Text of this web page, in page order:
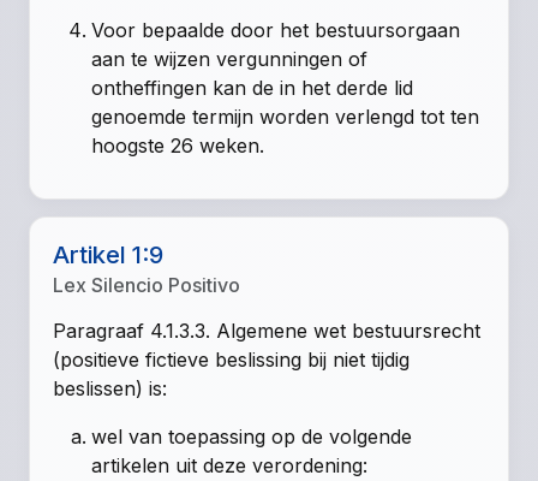
Voor bepaalde door het bestuursorgaan
aan te wijzen vergunningen of
ontheffingen kan de in het derde lid
genoemde termijn worden verlengd tot ten
hoogste 26 weken.
Artikel 1:9
Lex Silencio Positivo
Paragraaf 4.1.3.3. Algemene wet bestuursrecht
(positieve fictieve beslissing bij niet tijdig
beslissen) is:
wel van toepassing op de volgende
artikelen uit deze verordening: